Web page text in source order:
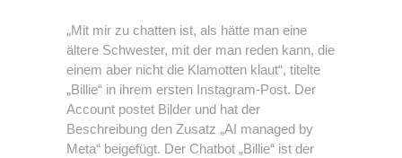
„Mit mir zu chatten ist, als hätte man eine
ältere Schwester, mit der man reden kann, die
einem aber nicht die Klamotten klaut“, titelte
„Billie“ in ihrem ersten Instagram-Post. Der
Account postet Bilder und hat der
Beschreibung den Zusatz „AI managed by
Meta“ beigefügt. Der Chatbot „Billie“ ist der